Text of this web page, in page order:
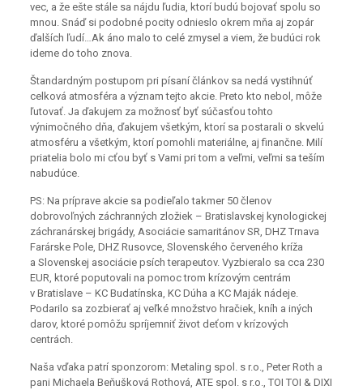
vec, a že ešte stále sa nájdu ľudia, ktorí budú bojovať spolu so
mnou. Snáď si podobné pocity odnieslo okrem mňa aj zopár
ďalších ľudí…Ak áno malo to celé zmysel a viem, že budúci rok
ideme do toho znova.
Štandardným postupom pri písaní článkov sa nedá vystihnúť
celková atmosféra a význam tejto akcie. Preto kto nebol, môže
ľutovať. Ja ďakujem za možnosť byť súčasťou tohto
výnimočného dňa, ďakujem všetkým, ktorí sa postarali o skvelú
atmosféru a všetkým, ktorí pomohli materiálne, aj finančne. Milí
priatelia bolo mi cťou byť s Vami pri tom a veľmi, veľmi sa teším
nabudúce.
PS: Na príprave akcie sa podieľalo takmer 50 členov
dobrovoľných záchranných zložiek – Bratislavskej kynologickej
záchranárskej brigády, Asociácie samaritánov SR, DHZ Trnava
Farárske Pole, DHZ Rusovce, Slovenského červeného kríža
a Slovenskej asociácie psích terapeutov. Vyzbieralo sa cca 230
EUR, ktoré poputovali na pomoc trom krízovým centrám
v Bratislave – KC Budatínska, KC Dúha a KC Maják nádeje.
Podarilo sa zozbierať aj veľké množstvo hračiek, kníh a iných
darov, ktoré pomôžu spríjemniť život deťom v krízových
centrách.
Naša vďaka patrí sponzorom: Metaling spol. s r.o., Peter Roth a
pani Michaela Beňušková Rothová, ATE spol. s r.o., TOI TOI & DIXI